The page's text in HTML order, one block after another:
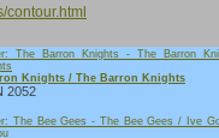
contour.html
Knights / The Barron Knights
2052